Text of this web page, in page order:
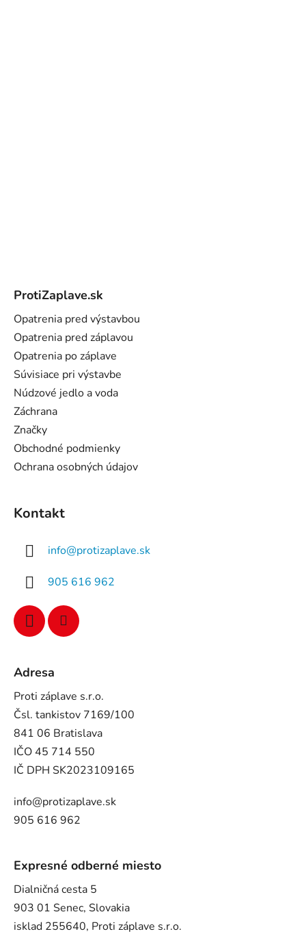
ProtiZaplave.sk
Opatrenia pred výstavbou
Opatrenia pred záplavou
Opatrenia po záplave
Súvisiace pri výstavbe
Núdzové jedlo a voda
Záchrana
Značky
Obchodné podmienky
Ochrana osobných údajov
Kontakt
info@protizaplave.sk
905 616 962
Adresa
Proti záplave s.r.o.
Čsl. tankistov 7169/100
841 06 Bratislava
IČO 45 714 550
IČ DPH SK2023109165
info@protizaplave.sk
905 616 962
Expresné odberné miesto
Dialničná cesta 5
903 01 Senec, Slovakia
isklad 255640, Proti záplave s.r.o.